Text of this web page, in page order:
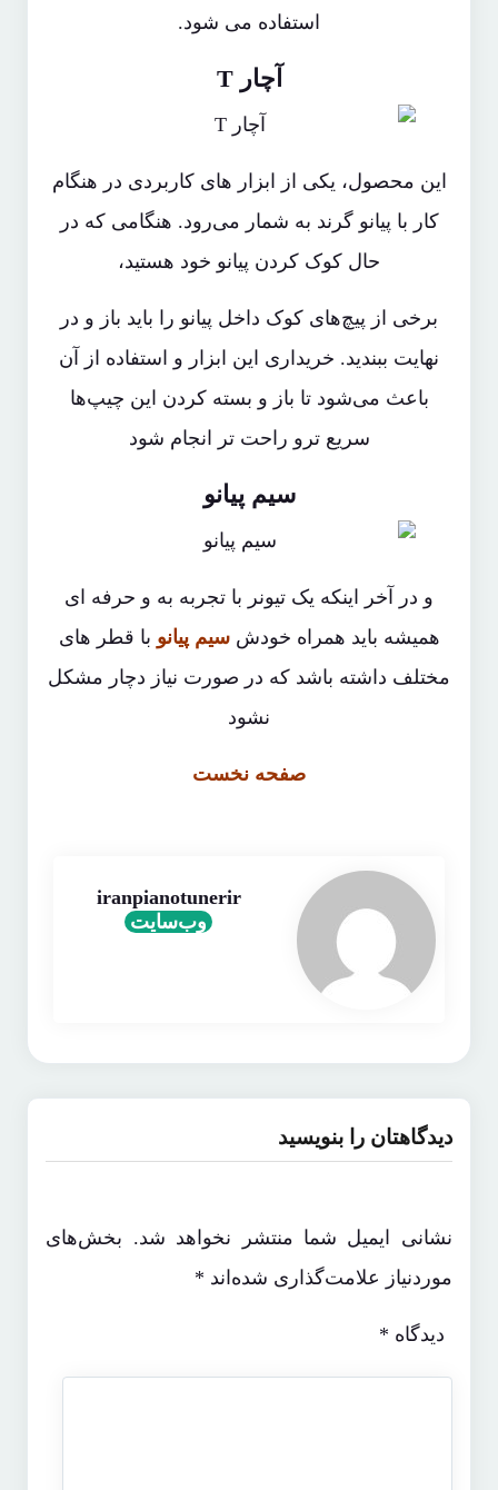
استفاده می شود.
آچار T
این محصول، یکی از ابزار های کاربردی در هنگام
کار با پیانو گرند به شمار می‌رود. هنگامی که در
حال کوک کردن پیانو خود هستید،
برخی از پیچ‌های کوک داخل پیانو را باید باز و در
نهایت ببندید. خریداری این ابزار و استفاده از آن
باعث می‌شود تا باز و بسته کردن این چیپ‌ها
سریع ترو راحت تر انجام شود
سیم پیانو
و در آخر اینکه یک تیونر با تجربه به و حرفه ای
همیشه باید همراه خودشسیم پیانو با قطر های
مختلف داشته باشد که در صورت نیاز دچار مشکل
نشود
صفحه نخست
iranpianotunerir
وب‌سایت
دیدگاهتان را بنویسید
نشانی ایمیل شما منتشر نخواهد شد. بخش‌های
موردنیاز علامت‌گذاری شده‌اند *
دیدگاه *